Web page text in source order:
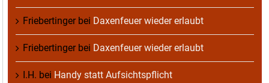
Friebertingerbei Daxenfeuer wieder erlaubt
Friebertingerbei Daxenfeuer wieder erlaubt
I.H. bei Handy statt Aufsichtspflicht